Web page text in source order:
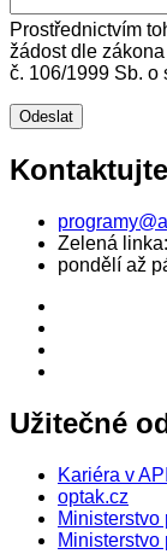
Prostřednictvím
žádost dle zákona
č. 106/1999 Sb. o
Zelená linka:
pondělí až
Užitečné
Kariéra v API
optak.cz
Ministerstvo
Ministerstvo